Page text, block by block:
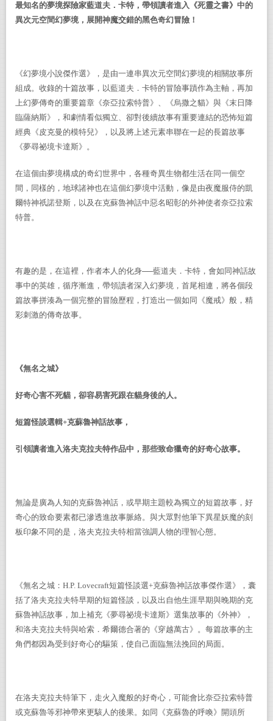
最知名的夢境探險家藍道夫．卡特，帶領讀者進入《死靈之書》中的
異次元空間幻夢境，展開神魔交錯的黑色奇幻冒險！
《幻夢境小說傑作選》，是由一連串異次元空間幻夢境的相關故事所
組成。收錄的十篇故事，以藍道夫．卡特的冒險事蹟作為主軸，再加
上幻夢傳奇的重要篇章《奈亞拉索特普》 、
《烏撒之貓》與《末日降
臨薩納斯》，和劇情看似獨立、 卻對後續故事有重要連結的恐怖短篇
經典《皮克曼的模特兒》，以及將上述元素串聯在一起的長篇故事
《夢尋祕境卡達斯》。
在這個由夢境構成的奇幻世界中，各種奇異生物都生活在同一個空
間，同樣的，地球諸神也在這個幻夢境中活動，像是由夜魔服侍的凱
爾特神祇諾登斯，以及在克蘇魯神話中惡名昭彰的外神使者奈亞拉索
特普。
有趣的是，在這裡，作者本人的化身──藍道夫．卡特，會如同神話故
事中的英雄，循序漸進，帶領讀者深入幻夢境，首尾相連，將各個段
篇故事拼湊為一個完整的冒險歷程，打造出一個如同《魔戒》般，精
彩刺激的傳奇故事。
《無名之城》
好奇心害不死貓，卻容易害死跟在貓身後的人。
短篇怪談選輯+克蘇魯神話故事，
引領讀者進入洛夫克拉夫特作品中，那些致命獵奇的好奇心故事。
無論是廣為人知的克蘇魯神話，或早期主題較為獨立的短篇故事，好
奇心的致命要素都已滲透進故事脈絡。與大眾對他筆下異星妖魔的刻
板印象不同的是，洛夫克拉夫特相當強調人物的理智心態。
《無名之城： H.P. Lovecraft短篇怪談選+克蘇魯神話故事傑作選》，囊
括了洛夫克拉夫特早期的短篇怪談，以及出自他生涯早期與晚期的克
蘇魯神話故事，加上補充《夢尋祕境卡達斯》選集故事的《外神》，
和洛夫克拉夫特與哈索．希爾德合著的《穿越萬古》。每篇故事的主
角們都因為受到好奇心的驅策，使自己面臨無法挽回的局面。
在洛夫克拉夫特筆下，走火入魔般的好奇心，可能會比奈亞拉索特普
或克蘇魯等邪神帶來更駭人的後果。如同《克蘇魯的呼喚》開頭所